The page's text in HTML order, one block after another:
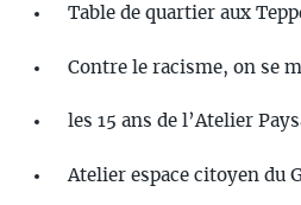
Table de quartier aux
Contre le racisme, on se
les 15 ans de l’Atelier
Atelier espace citoyen du